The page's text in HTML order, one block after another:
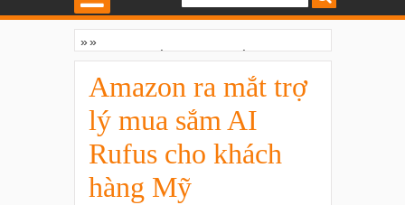
»»
Amazon ra mắt trợ
lý mua sắm AI
Rufus cho khách
hàng Mỹ